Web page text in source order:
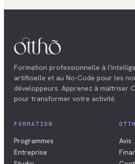
Formation professionnelle à
artificielle et au No-Code pour les
développeurs. Apprenez à maîtriser
pour transformer votre activité.
FORMATION
Programmes
Entreprise
Avis